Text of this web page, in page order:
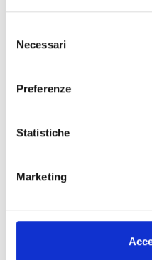
delNecessari
Preferenze
Statistiche
Marketing
tuo progetto possiede
maggiormente in
È fondamentale
progetto. Assicurati,
Verifica con attenzione le
la tua domanda
Hai bisogno di ulteriori